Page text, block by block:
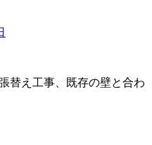
替え工事、既存の壁と合わ